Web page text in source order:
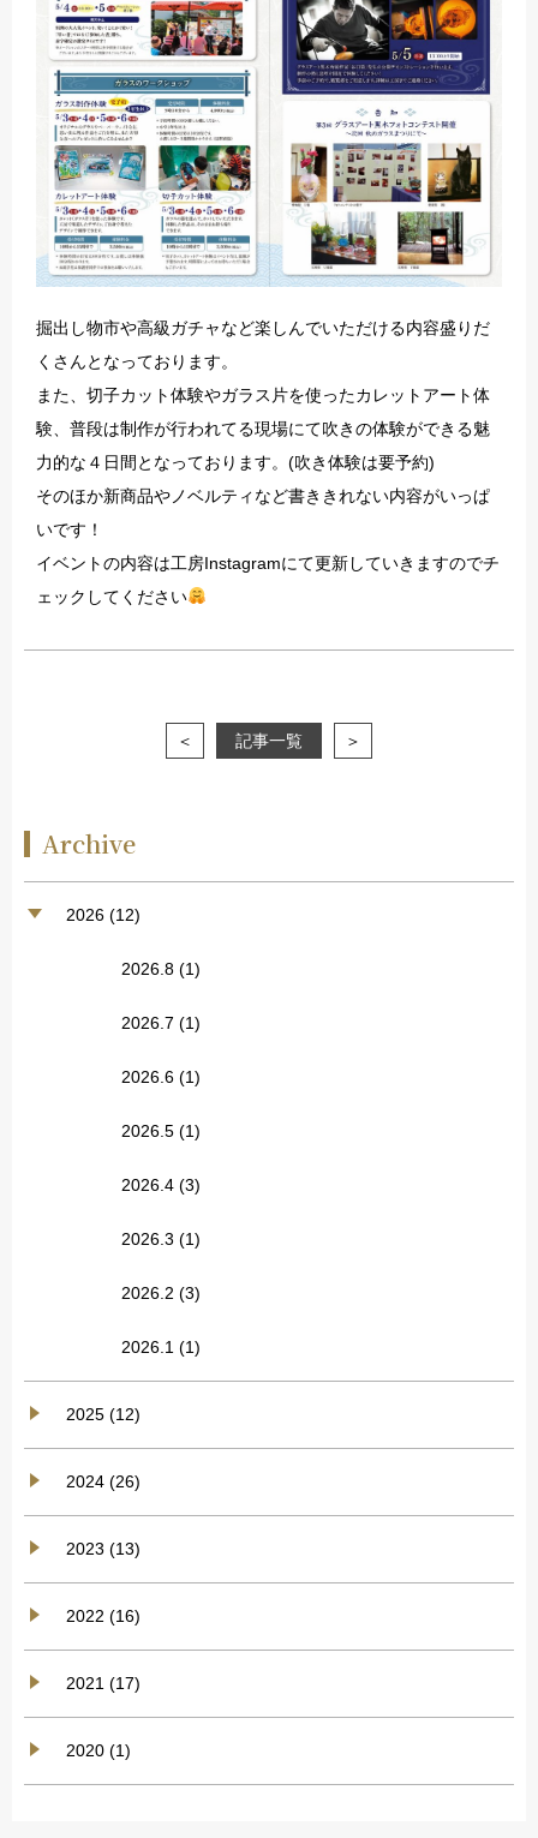
掘出し物市や高級ガチャなど楽しんでいただける内容盛りだ
くさんとなっております。
また、切子カット体験やガラス片を使ったカレットアート体
験、普段は制作が行われてる現場にて吹きの体験ができる魅
力的な４日間となっております。(吹き体験は要予約)
そのほか新商品やノベルティなど書ききれない内容がいっぱ
いです！
イベントの内容は工房Instagramにて更新していきますのでチ
ェックしてください
＜ 記事一覧 ＞
Archive
2026 (12)
2026.8 (1)
2026.7 (1)
2026.6 (1)
2026.5 (1)
2026.4 (3)
2026.3 (1)
2026.2 (3)
2026.1 (1)
2025 (12)
2024 (26)
2023 (13)
2022 (16)
2021 (17)
2020 (1)